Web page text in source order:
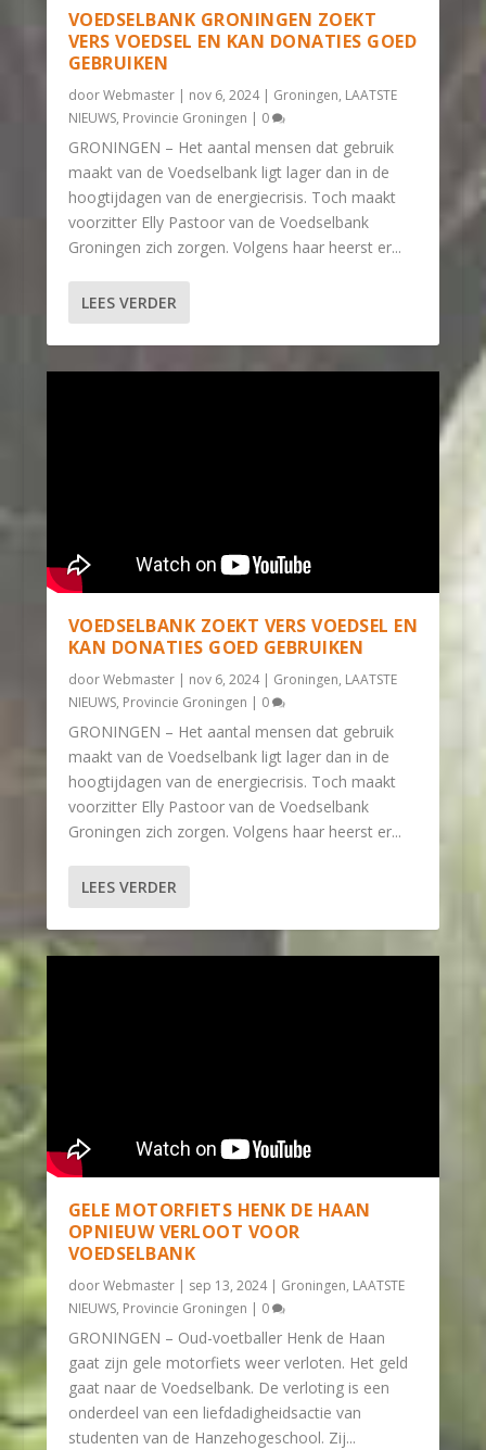
VOEDSELBANK GRONINGEN ZOEKT
VERS VOEDSEL EN KAN DONATIES GOED
GEBRUIKEN
doorWebmaster| nov 6, 2024| Groningen, LAATSTE
NIEUWS, Provincie Groningen | 0
GRONINGEN – Het aantal mensen dat gebruik
maakt van de Voedselbank ligt lager dan in de
hoogtijdagen van de energiecrisis. Toch maakt
voorzitter Elly Pastoor van de Voedselbank
Groningen zich zorgen. Volgens haar heerst er...
LEES VERDER
VOEDSELBANK ZOEKT VERS VOEDSEL EN
KAN DONATIES GOED GEBRUIKEN
doorWebmaster| nov 6, 2024| Groningen, LAATSTE
NIEUWS, Provincie Groningen | 0
GRONINGEN – Het aantal mensen dat gebruik
maakt van de Voedselbank ligt lager dan in de
hoogtijdagen van de energiecrisis. Toch maakt
voorzitter Elly Pastoor van de Voedselbank
Groningen zich zorgen. Volgens haar heerst er...
LEES VERDER
GELE MOTORFIETS HENK DE HAAN
OPNIEUW VERLOOT VOOR
VOEDSELBANK
doorWebmaster| sep 13, 2024| Groningen, LAATSTE
NIEUWS, Provincie Groningen | 0
GRONINGEN – Oud-voetballer Henk de Haan
gaat zijn gele motorfiets weer verloten. Het geld
gaat naar de Voedselbank. De verloting is een
onderdeel van een liefdadigheidsactie van
studenten van de Hanzehogeschool. Zij...